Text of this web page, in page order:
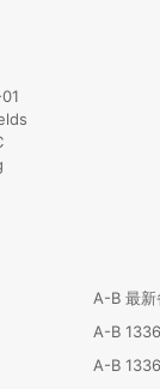
A-B 最新
A-B
A-B